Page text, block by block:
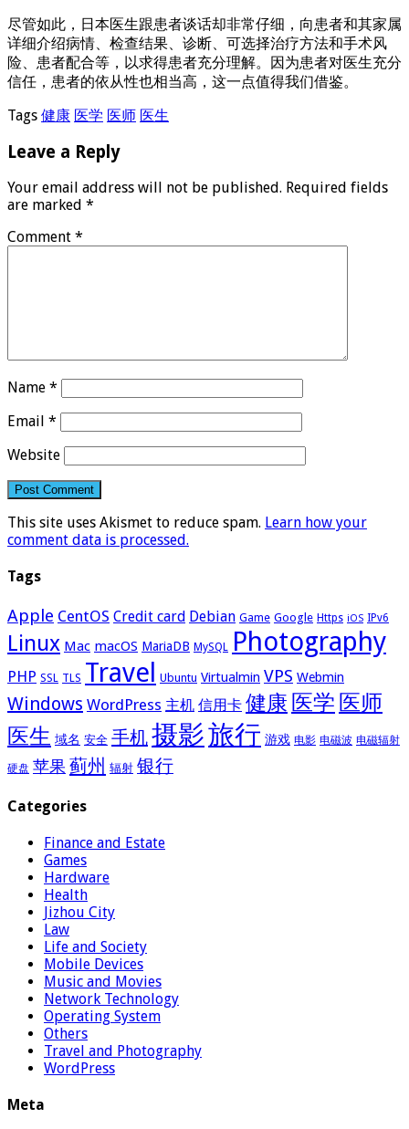
尽管如此，日本医生跟患者谈话却非常仔细，向患者和其家属
详细介绍病情、检查结果、诊断、可选择治疗方法和手术风
险、患者配合等，以求得患者充分理解。因为患者对医生充分
信任，患者的依从性也相当高，这一点值得我们借鉴。
Tags 健康 医学 医师 医生
Leave a Reply
Your email address will not be published. Required fields
are marked *
Comment *
Name *
Email *
Website
This site uses Akismet to reduce spam. Learn how your
comment data is processed.
Tags
Apple CentOS Credit card Debian Game Google Https iOS IPv6
Linux Mac macOS MariaDB MySQL Photography
PHP SSL TLS Travel Ubuntu Virtualmin VPS Webmin
Windows WordPress 主机 信用卡 健康 医学 医师
医生 域名 安全 手机摄影旅行 游戏 电影 电磁波 电磁辐射
硬盘 苹果 蓟州 辐射 银行
Categories
Finance and Estate
Games
Hardware
Health
Jizhou City
Law
Life and Society
Mobile Devices
Music and Movies
Network Technology
Operating System
Others
Travel and Photography
WordPress
Meta